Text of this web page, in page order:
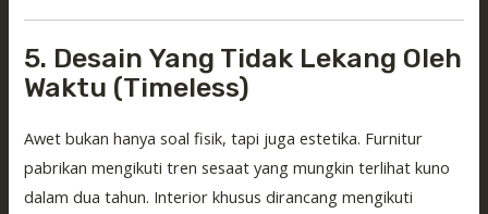
5. Desain Yang Tidak Lekang Oleh
Waktu (Timeless)
Awet bukan hanya soal fisik, tapi juga estetika. Furnitur
pabrikan mengikuti tren sesaat yang mungkin terlihat kuno
dalam dua tahun. Interior khusus dirancang mengikuti